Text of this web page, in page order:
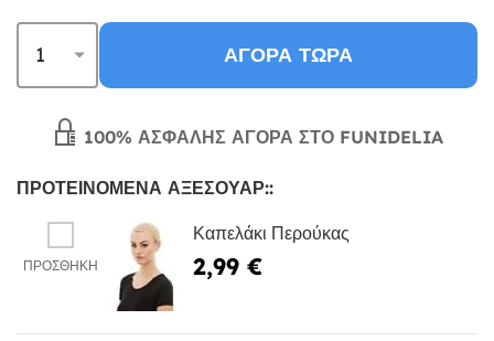
ΑΓΟΡΆ ΤΏΡΑ
100% ΑΣΦΑΛΉΣ ΑΓΟΡΆ ΣΤΟ FUNIDELIA
ΠΡΟΤΕΙΝΌΜΕΝΑ ΑΞΕΣΟΥΆΡ::
ΠΡΟΣΘΉΚΗ
Καπελάκι Περούκας
2,99 €